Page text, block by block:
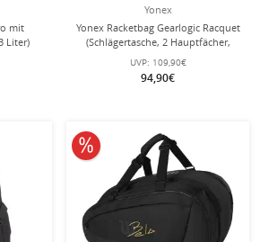
mit
Liter)
Yonex
Yonex Racketbag Gearlogic Racquet
(Schlägertasche, 2 Hauptfächer,
UVP: 109,90€
94,90€
10% reduziert